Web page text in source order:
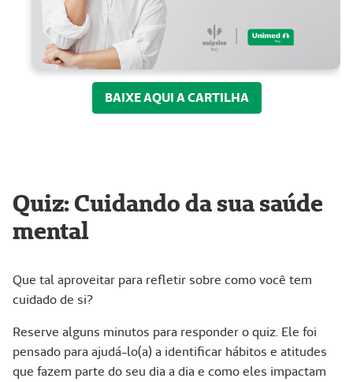
BAIXE AQUI A CARTILHA
Quiz: Cuidando da sua saúde
mental
Que tal aproveitar para refletir sobre como você tem
cuidado de si?
Reserve alguns minutos para responder o quiz. Ele foi
pensado para ajudá-lo(a) a identificar hábitos e atitudes
que fazem parte do seu dia a dia e como eles impactam